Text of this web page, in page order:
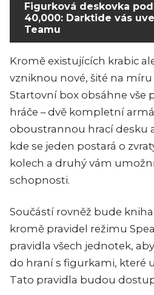
Figurková deskovka
40,000: Darktide vás
Teamu
Kromě existujících krabic
vzniknou nové, šité na
Startovní box obsáhne vše
hráče – dvě kompletní
oboustrannou hrací desku
kde se jeden postará o
kolech a druhý vám
schopnosti.
Součástí rovněž bude
kromě pravidel režimu
pravidla všech jednotek,
do hraní s figurkami, které
Tato pravidla budou